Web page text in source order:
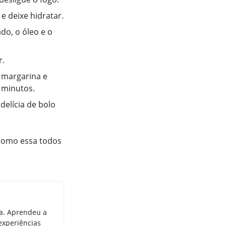
deixe hidratar.
o óleo e o
e
de bolo
essa todos
Aprendeu a